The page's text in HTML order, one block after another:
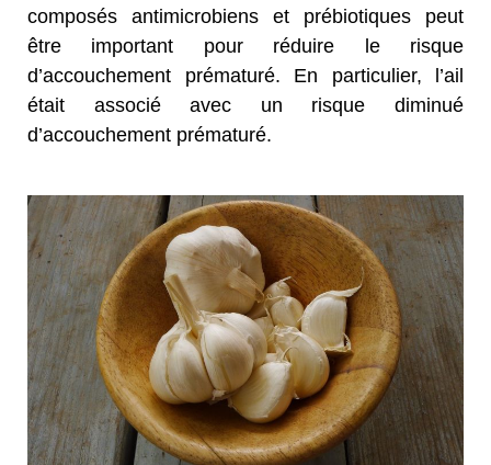
composés antimicrobiens et prébiotiques peut
être important pour réduire le risque
d’accouchement prématuré. En particulier, l’ail
était associé avec un risque diminué
d’accouchement prématuré.